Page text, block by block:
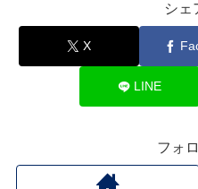
シェ
X
LINE
フォ